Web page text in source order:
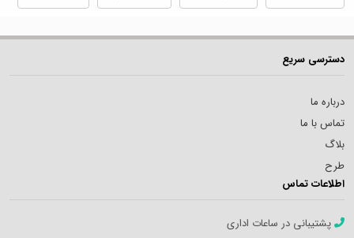
دسترسی سریع
درباره ما
تماس با ما
بلاگ
طرح
اطلاعات تماس
پشتیبانی در ساعات اداری